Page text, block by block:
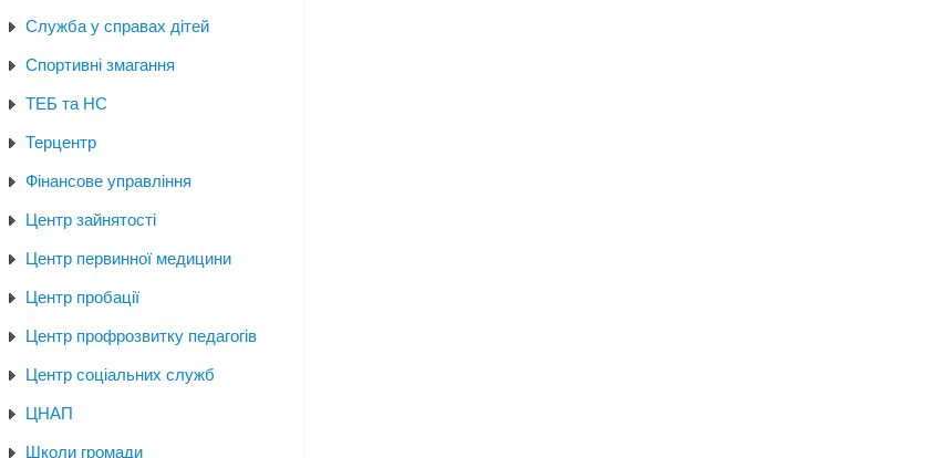
Служба у справах дітей
Спортивні змагання
ТЕБ та НС
Терцентр
Фінансове управління
Центр зайнятості
Центр первинної медицини
Центр пробації
Центр профрозвитку педагогів
Центр соціальних служб
ЦНАП
Школи громади